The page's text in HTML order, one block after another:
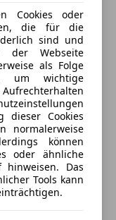
heizbar
hinten)
0
Rabatt holen
Cookies oder
die für die
sind und
der Webseite
als Folge
um wichtige
dieser Cookies
normalerweise
können
oder ähnliche
hinweisen. Das
Tools kann